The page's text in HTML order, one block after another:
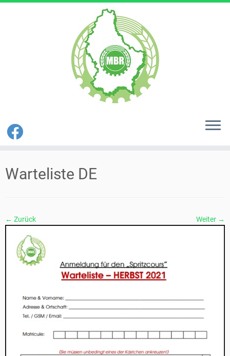
Inhalt
springen
Warteliste DE
← Zurück Weiter →